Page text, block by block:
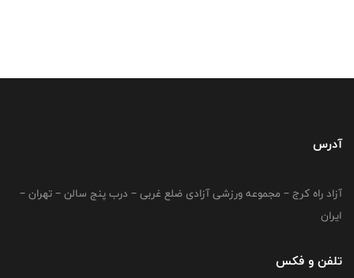
آدرس
آزاد راه کرج – مجموعه ورزشی آزادی ضلع غربی – درب پنج سالن – تهران –
ایران
تلفن و فکس